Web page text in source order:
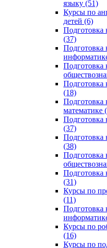
языку (51)
Курсы по
детей (6)
Подготовка
(37)
Подготовка
Подготовка
Подготовка
(18)
Подготовка
математике
Подготовка
(37)
Подготовка
(38)
Подготовка
Подготовка
(31)
Курсы по
(11)
Подготовка
Курсы по
(16)
Курсы по